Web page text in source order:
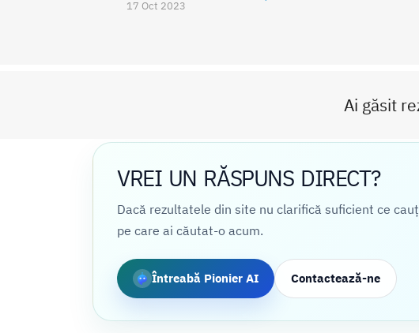
17 Oct 2023
Ai găsit
VREI UN RĂSPUNS DIRECT?
Dacă rezultatele din site nu clarifică suficient ce
pe care ai căutat-o acum.
Întreabă Pionier AI Contactează-ne